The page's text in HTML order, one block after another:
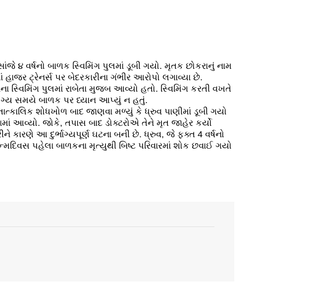
૪ વર્ષનો બાળક સ્વિમિંગ પુલમાં ડૂબી ગયો. મૃતક છોકરાનું નામ
ટ્રેનર્સ પર બેદરકારીના ગંભીર આરોપો લગાવ્યા છે.
સ્વિમિંગ પુલમાં રાબેતા મુજબ આવ્યો હતો. સ્વિમિંગ કરતી વખતે
સમયે બાળક પર ધ્યાન આપ્યું ન હતું.
શોધખોળ બાદ જાણવા મળ્યું કે ધ્રુવ પાણીમાં ડૂબી ગયો
આવ્યો. જોકે, તપાસ બાદ ડોક્ટરોએ તેને મૃત જાહેર કર્યો
કારણે આ દુર્ભાગ્યપૂર્ણ ઘટના બની છે. ધ્રુવ, જે ફક્ત 4 વર્ષનો
પહેલા બાળકના મૃત્યુથી બિષ્ટ પરિવારમાં શોક છવાઈ ગયો